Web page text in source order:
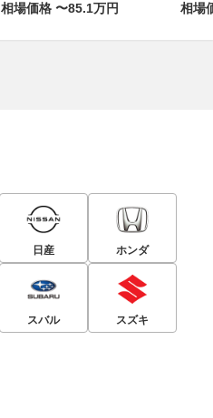
相場価格 〜85.1万円 相場
日産 ホンダ
スバル スズキ